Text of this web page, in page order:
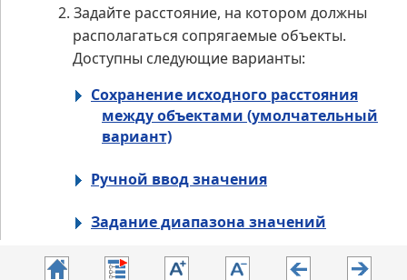
2. Задайте расстояние, на котором должны
располагаться сопрягаемые объекты.
Доступны следующие варианты:
Сохранение исходного расстояния
между объектами (умолчательный
вариант)
Ручной ввод значения
Задание диапазона значений
Когда сопрягаемые объекты указаны и